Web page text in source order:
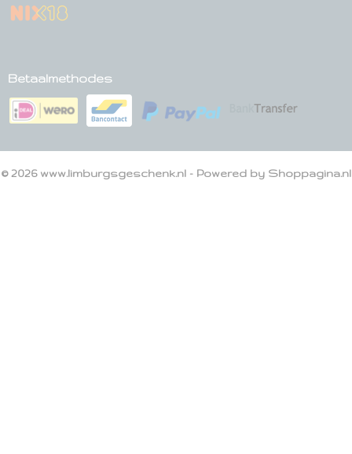
Betaalmethodes
© 2026 www.limburgsgeschenk.nl - Powered by Shoppagina.nl